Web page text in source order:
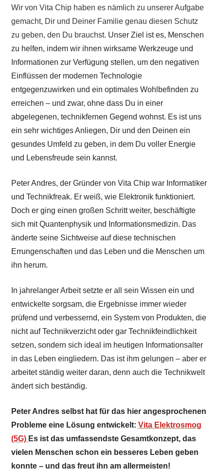
Wir von Vita Chip haben es nämlich zu unserer Aufgabe
gemacht, Dir und Deiner Familie genau diesen Schutz
zu geben, den Du brauchst. Unser Ziel ist es, Menschen
zu helfen, indem wir ihnen wirksame Werkzeuge und
Informationen zur Verfügung stellen, um den negativen
Einflüssen der modernen Technologie
entgegenzuwirken und ein optimales Wohlbefinden zu
erreichen – und zwar, ohne dass Du in einer
abgelegenen, technikfernen Gegend wohnst. Es ist uns
ein sehr wichtiges Anliegen, Dir und den Deinen ein
gesundes Umfeld zu geben, in dem Du voller Energie
und Lebensfreude sein kannst.
Peter Andres, der Gründer von Vita Chip war Informatiker
und Technikfreak. Er weiß, wie Elektronik funktioniert.
Doch er ging einen großen Schritt weiter, beschäftigte
sich mit Quantenphysik und Informationsmedizin. Das
änderte seine Sichtweise auf diese technischen
Errungenschaften und das Leben und die Menschen um
ihn herum.
In jahrelanger Arbeit setzte er all sein Wissen ein und
entwickelte sorgsam, die Ergebnisse immer wieder
prüfend und verbessernd, ein System von Produkten, die
nicht auf Technikverzicht oder gar Technikfeindlichkeit
setzen, sondern sich ideal im heutigen Informationsalter
in das Leben eingliedern. Das ist ihm gelungen – aber er
arbeitet ständig weiter daran, denn auch die Technikwelt
ändert sich beständig.
Peter Andres selbst hat für das hier angesprochenen
Probleme eine Lösung entwickelt: Vita Elektrosmog
(5G) Es ist das umfassendste Gesamtkonzept, das
vielen Menschen schon ein besseres Leben geben
konnte – und das freut ihn am allermeisten!